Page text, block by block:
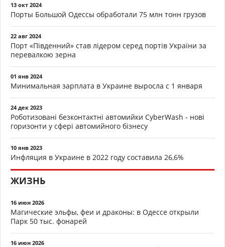
13 окт 2024
Порты Большой Одессы обработали 75 млн тонн грузов
22 авг 2024
Порт «Південний» став лідером серед портів України за
перевалкою зерна
01 янв 2024
Минимальная зарплата в Украине выросла с 1 января
24 дек 2023
Роботизовані безконтактні автомийки CyberWash - нові
горизонти у сфері автомийного бізнесу
10 янв 2023
Инфляция в Украине в 2022 году составила 26,6%
ЖИЗНЬ
16 июн 2026
Магические эльфы, феи и драконы: в Одессе открыли
Парк 50 тыс. фонарей
16 июн 2026